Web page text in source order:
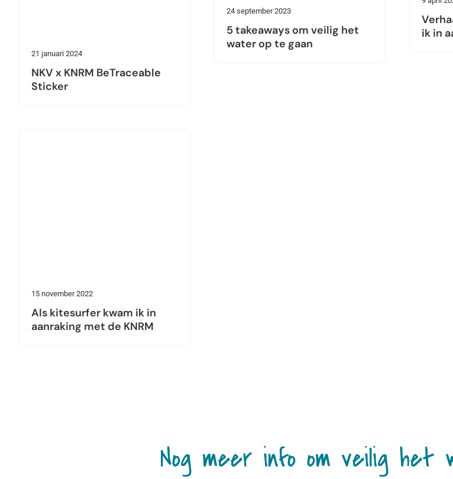
21 januari 2024
NKV x KNRM BeTraceable
Sticker
24 september 2023
5 takeaways om veilig het
water op te gaan
ik in
15 november 2022
Als kitesurfer kwam ik in
aanraking met de KNRM
Nog meer info om veilig